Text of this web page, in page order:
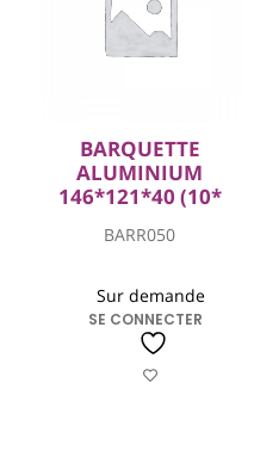
BARQUETTE
ALUMINIUM
146*121*40 (10*
BARR050
Sur demande
SE CONNECTER